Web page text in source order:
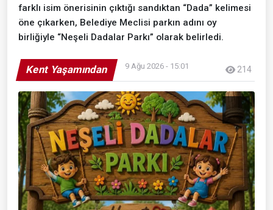
farklı isim önerisinin çıktığı sandıktan “Dada” kelimesi
öne çıkarken, Belediye Meclisi parkın adını oy
birliğiyle “Neşeli Dadalar Parkı” olarak belirledi.
Kent Yaşamından 9 Ağu 2026 - 15:01 214